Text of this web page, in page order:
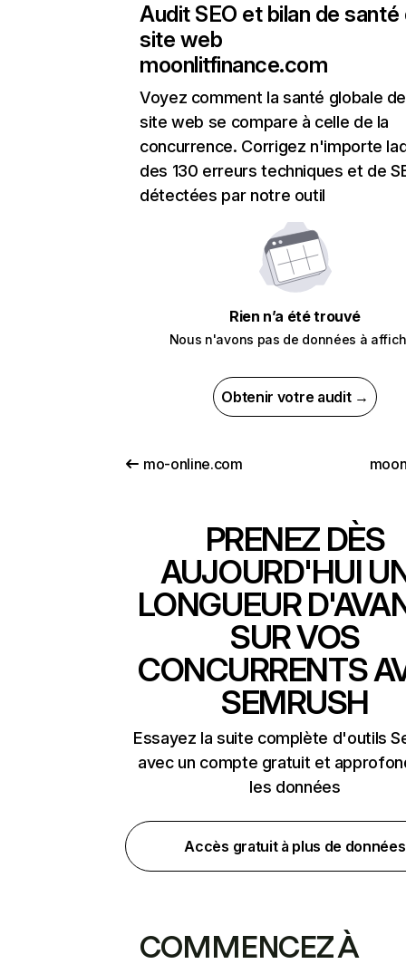
Audit SEO et bilan de santé
site web
moonlitfinance.com
Voyez comment la santé globale
site web se compare à celle de la
concurrence. Corrigez n'importe
des 130 erreurs techniques et de
détectées par notre outil
Rien n’a été trouvé
Nous n'avons pas de données à
Obtenir votre audit →
mo-online.com
PRENEZ DÈS
AUJOURD'HUI
LONGUEUR
SUR VOS
CONCURRENTS
SEMRUSH
Essayez la suite complète d'outils
avec un compte gratuit et
les données
Accès gratuit à plus de données
COMMENCEZ À